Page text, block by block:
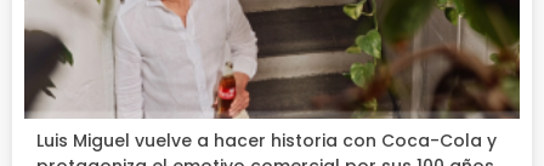
Luis Miguel vuelve a hacer historia con Coca-Cola y